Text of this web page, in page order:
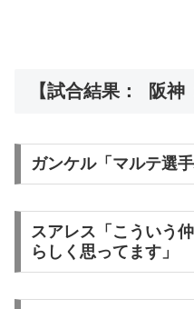
【試合結果： 阪神
ガンケル「マルテ選
スアレス「こういう
らしく思ってます」